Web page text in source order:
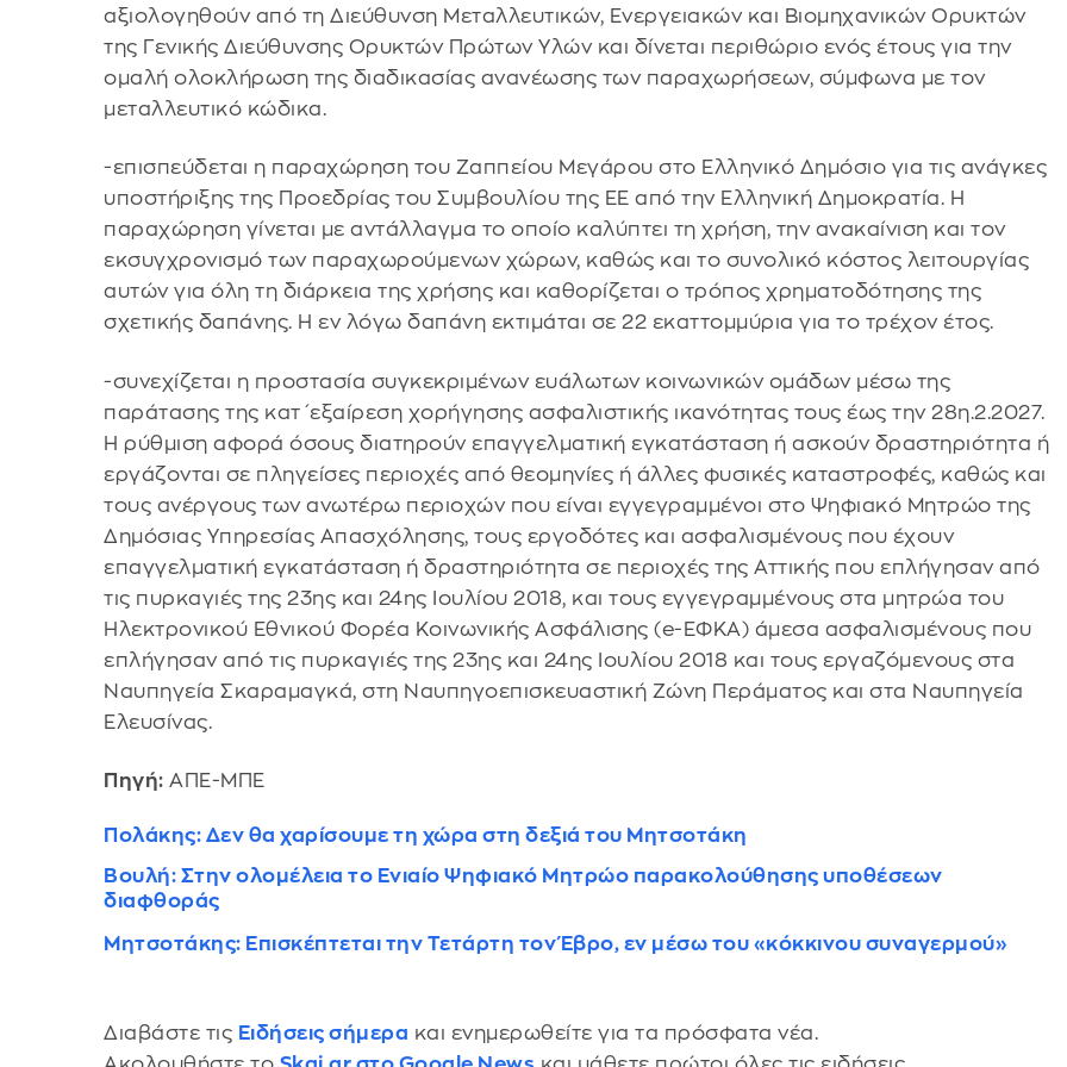
αξιολογηθούν από τη Διεύθυνση Μεταλλευτικών, Ενεργειακών και Βιομηχανικών Ορυκτών
της Γενικής Διεύθυνσης Ορυκτών Πρώτων Υλών και δίνεται περιθώριο ενός έτους για την
ομαλή ολοκλήρωση της διαδικασίας ανανέωσης των παραχωρήσεων, σύμφωνα με τον
μεταλλευτικό κώδικα.
-επισπεύδεται η παραχώρηση του Ζαππείου Μεγάρου στο Ελληνικό Δημόσιο για τις ανάγκες
υποστήριξης της Προεδρίας του Συμβουλίου της ΕΕ από την Ελληνική Δημοκρατία. Η
παραχώρηση γίνεται με αντάλλαγμα το οποίο καλύπτει τη χρήση, την ανακαίνιση και τον
εκσυγχρονισμό των παραχωρούμενων χώρων, καθώς και το συνολικό κόστος λειτουργίας
αυτών για όλη τη διάρκεια της χρήσης και καθορίζεται ο τρόπος χρηματοδότησης της
σχετικής δαπάνης. Η εν λόγω δαπάνη εκτιμάται σε 22 εκαττομμύρια για το τρέχον έτος.
-συνεχίζεται η προστασία συγκεκριμένων ευάλωτων κοινωνικών ομάδων μέσω της
παράτασης της κατ΄εξαίρεση χορήγησης ασφαλιστικής ικανότητας τους έως την 28η.2.2027.
Η ρύθμιση αφορά όσους διατηρούν επαγγελματική εγκατάσταση ή ασκούν δραστηριότητα ή
εργάζονται σε πληγείσες περιοχές από θεομηνίες ή άλλες φυσικές καταστροφές, καθώς και
τους ανέργους των ανωτέρω περιοχών που είναι εγγεγραμμένοι στο Ψηφιακό Μητρώο της
Δημόσιας Υπηρεσίας Απασχόλησης, τους εργοδότες και ασφαλισμένους που έχουν
επαγγελματική εγκατάσταση ή δραστηριότητα σε περιοχές της Αττικής που επλήγησαν από
τις πυρκαγιές της 23ης και 24ης Ιουλίου 2018, και τους εγγεγραμμένους στα μητρώα του
Ηλεκτρονικού Εθνικού Φορέα Κοινωνικής Ασφάλισης (e-ΕΦΚΑ) άμεσα ασφαλισμένους που
επλήγησαν από τις πυρκαγιές της 23ης και 24ης Ιουλίου 2018 και τους εργαζόμενους στα
Ναυπηγεία Σκαραμαγκά, στη Ναυπηγοεπισκευαστική Ζώνη Περάματος και στα Ναυπηγεία
Ελευσίνας.
Πηγή: ΑΠΕ-ΜΠΕ
Πολάκης: Δεν θα χαρίσουμε τη χώρα στη δεξιά του Μητσοτάκη
Boυλή: Στην ολομέλεια το Ενιαίο Ψηφιακό Μητρώο παρακολούθησης υποθέσεων
διαφθοράς
Μητσοτάκης: Επισκέπτεται την Τετάρτη τον Έβρο, εν μέσω του «κόκκινου συναγερμού»
Διαβάστε τις Ειδήσεις σήμερα και ενημερωθείτε για τα πρόσφατα νέα.